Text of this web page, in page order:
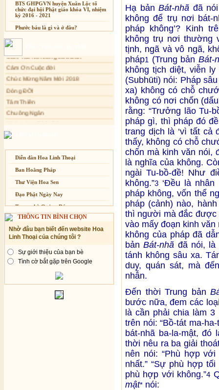
BTS GHPGVN huyện Xuân Lộc tổ
chức đại hội Phật giáo khóa VI, nhiệm
kỳ 2016 - 2021
Phước báu là gì và ở đâu?
Sự thương-ghét của con người
Cải đạo: Nguyên nhân & giải pháp
Nỗi lòng của các bệnh nhân nghèo
An Giang: Tịnh thất Quy Nguyên
phát quà từ thiện tại xã Cư Yang
dành cho Người bận rộn
Xuân Thi
Cảm Tác Nỗi Lòng Lưu Dân
Cảm Ơn Cuộc đời
Chúc Mừng Năm Mới 2018
Dòng ĐỜI
Tâm Thiền
Chuông Ngân
Kính mừng Phật Đản
Anh không chết đâu em
Kiếp này
Diễn đàn Hoa Linh Thoại
Ban Hoằng Pháp
Thư Viện Hoa Sen
Đạo Phật Ngày Nay
Trang nhà Quảng Đức
Báo Giác Ngộ
Vesak 2014
THÔNG TIN BÌNH CHỌN
Nhờ đâu bạn biết đến website Hoa
Linh Thoại của chúng tôi ?
Sự giới thiệu của bạn bè
Tình cờ bắt gặp trên Google
Hạ bảnBát-nhã đã
không để trụ nơi bát-
pháp không’? Kinh
không trụ nơi thường
tịnh, ngã và vô ngã,
pháp1 (Trung bản Bát-
không tịch diệt, viễn
(Subhūti) nói: Pháp
xa) không có chỗ
không có nơi chốn
rằng: “Trưởng lão Tu-
pháp gì, thì pháp đó
trang dịch là ‘vì tất cả
thấy, không có chỗ
chốn mà kinh văn nói,
là nghĩa của không.
ngài Tu-bồ-đề! Như
không.”3 ‘Đều là
pháp không, vốn thể
pháp (cảnh) nào,
thì người mà đắc được
vào mấy đoạn kinh
không của pháp đã
bảnBát-nhã đã nói, là
tánh không sâu xa.
duy, quán sát, mà
nhẫn.
Đến thời Trung bản
bước nữa, đem các
là cần phải chia làm
trên nói: “Bồ-tát ma-
bát-nhã ba-la-mật, đó
thời nêu ra ba giải
nên nói: “Phù hợp
nhất.” “Sự phù hợp
phù hợp với không.”4
mật* nói: